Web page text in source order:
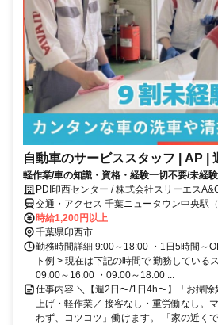
自動車のサービススタッフ | AP |
軽作業/車の知識・資格・経験一切不要/未経験
PDI印西センター / 株式会社スリーエス
交通・アクセス 千葉ニュータウン中央駅（
時給1,200円以上
千葉県印西市
勤務時間詳細 9:00～18:00 ・1日5時間～
ト例 > 現在は下記の時間で 勤務している
09:00～16:00 ・09:00～18:00 ...
仕事内容 ＼【週2日〜/1日4h〜】「お掃
上げ・軽作業／ 接客なし・重労働なし。
わず、コツコツ」働けます。 「家の近く